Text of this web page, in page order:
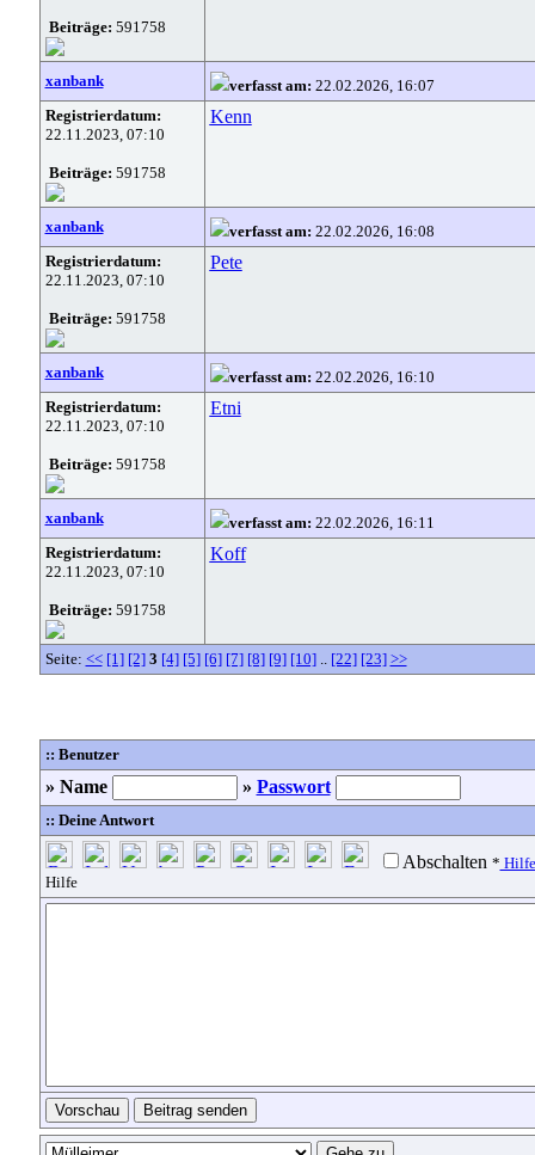
Beiträge: 591758
xanbank verfasst am: 22.02.2026, 16:07
Registrierdatum:
22.11.2023, 07:10
Beiträge: 591758
Kenn
xanbank verfasst am: 22.02.2026, 16:08
Registrierdatum:
22.11.2023, 07:10
Beiträge: 591758
Pete
xanbank verfasst am: 22.02.2026, 16:10
Registrierdatum:
22.11.2023, 07:10
Beiträge: 591758
Etni
xanbank verfasst am: 22.02.2026, 16:11
Registrierdatum:
22.11.2023, 07:10
Beiträge: 591758
Koff
Seite: << [1] [2] 3 [4] [5] [6] [7] [8] [9] [10].. [22] [23] >>
:: Benutzer
» Name » Passwort
:: Deine Antwort
Abschalten * Hilfe
Hilfe